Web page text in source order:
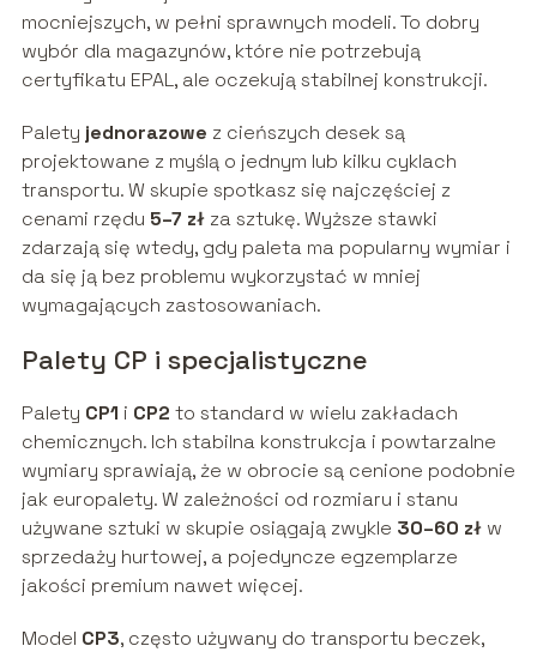
mocniejszych, w pełni sprawnych modeli. To dobry
wybór dla magazynów, które nie potrzebują
certyfikatu EPAL, ale oczekują stabilnej konstrukcji.
Palety jednorazowe z cieńszych desek są
projektowane z myślą o jednym lub kilku cyklach
transportu. W skupie spotkasz się najczęściej z
cenami rzędu 5–7 złza sztukę. Wyższe stawki
zdarzają się wtedy, gdy paleta ma popularny wymiar i
da się ją bez problemu wykorzystać w mniej
wymagających zastosowaniach.
Palety CP i specjalistyczne
Palety CP1 i CP2 to standard w wielu zakładach
chemicznych. Ich stabilna konstrukcja i powtarzalne
wymiary sprawiają, że w obrocie są cenione podobnie
jak europalety. W zależności od rozmiaru i stanu
używane sztuki w skupie osiągają zwykle 30–60 złw
sprzedaży hurtowej, a pojedyncze egzemplarze
jakości premium nawet więcej.
Model CP3, często używany do transportu beczek,